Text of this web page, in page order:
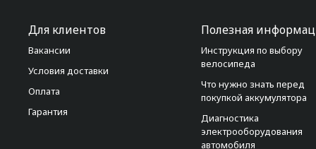
Для клиентов
Вакансии
Условия доставки
Оплата
Гарантия
Полезная
Инструкция по выбору
велосипеда
Что нужно знать перед
покупкой аккумулятора
Диагностика
электрооборудования
автомобиля